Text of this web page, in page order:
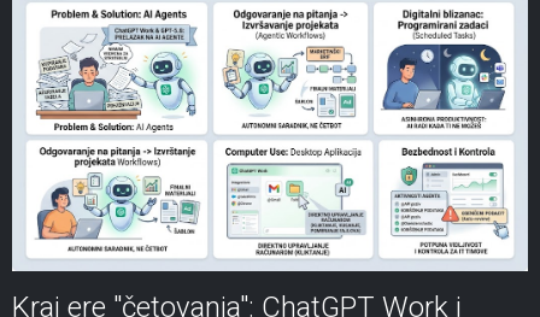
Kraj ere "četovanja": ChatGPT Work i